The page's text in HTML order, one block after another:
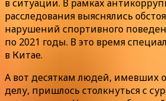
в ситуации. В рамках
расследования выяснялись
нарушений спортивного
по 2021 годы. В это время
в Китае.
А вот десяткам людей, имевших
делу, пришлось столкнуться с